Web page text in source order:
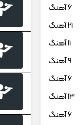
6 آهنگ
21 آهنگ
11 آهنگ
9 آهنگ
6 آهنگ
13 آهنگ
6 آهنگ